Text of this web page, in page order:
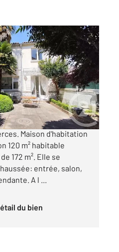
€
maison de ville à
Maison d'habitation
120 m² habitable
172 m². Elle se
entrée, salon,
A l ...
du bien